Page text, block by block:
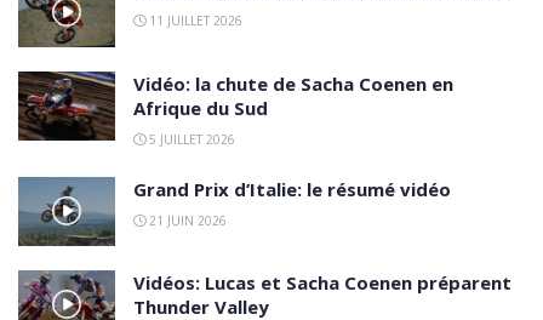
11 JUILLET 2026
Vidéo: la chute de Sacha Coenen en
Afrique du Sud
5 JUILLET 2026
Grand Prix d’Italie: le résumé vidéo
21 JUIN 2026
Vidéos: Lucas et Sacha Coenen préparent
Thunder Valley